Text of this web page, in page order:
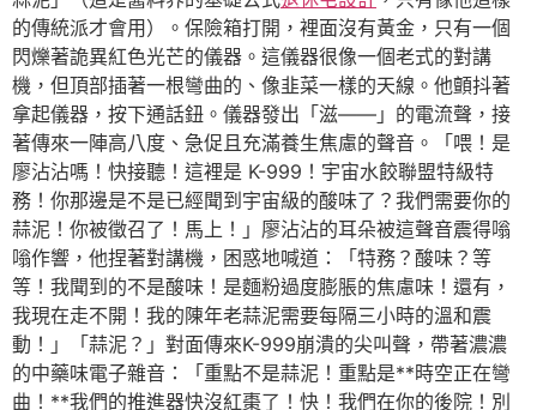
的傳統派才會用）。保險箱打開，裡面沒有黃金，只有一個
閃爍著詭異紅色光芒的儀器。這儀器很像一個老式的對講
機，但頂部插著一根彎曲的、像韭菜一樣的天線。他顫抖著
拿起儀器，按下通話鈕。儀器發出「滋——」的電流聲，接
著傳來一陣高八度、急促且充滿養生焦慮的聲音。「喂！是
廖沾沾嗎！快接聽！這裡是 K-999！宇宙水餃聯盟特級特
務！你那邊是不是已經聞到宇宙級的酸味了？我們需要你的
蒜泥！你被徵召了！馬上！」廖沾沾的耳朵被這聲音震得嗡
嗡作響，他捏著對講機，困惑地喊道：「特務？酸味？等
等！我聞到的不是酸味！是麵粉過度膨脹的焦慮味！還有，
我現在走不開！我的陳年老蒜泥需要每隔三小時的溫和震
動！」「蒜泥？」對面傳來K-999崩潰的尖叫聲，帶著濃濃
的中藥味電子雜音：「重點不是蒜泥！重點是**時空正在彎
曲！**我們的推進器快沒紅棗了！快！我們在你的後院！別